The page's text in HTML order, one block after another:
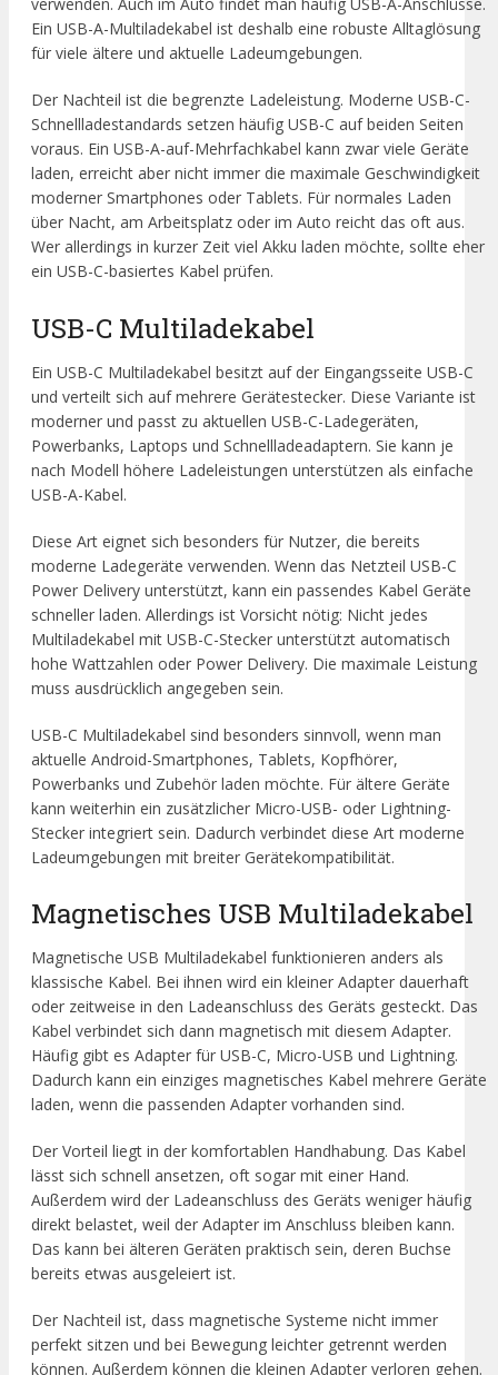
verwenden. Auch im Auto findet man häufig USB-A-Anschlüsse.
Ein USB-A-Multiladekabel ist deshalb eine robuste Alltaglösung
für viele ältere und aktuelle Ladeumgebungen.
Der Nachteil ist die begrenzte Ladeleistung. Moderne USB-C-
Schnellladestandards setzen häufig USB-C auf beiden Seiten
voraus. Ein USB-A-auf-Mehrfachkabel kann zwar viele Geräte
laden, erreicht aber nicht immer die maximale Geschwindigkeit
moderner Smartphones oder Tablets. Für normales Laden
über Nacht, am Arbeitsplatz oder im Auto reicht das oft aus.
Wer allerdings in kurzer Zeit viel Akku laden möchte, sollte eher
ein USB-C-basiertes Kabel prüfen.
USB-C Multiladekabel
Ein USB-C Multiladekabel besitzt auf der Eingangsseite USB-C
und verteilt sich auf mehrere Gerätestecker. Diese Variante ist
moderner und passt zu aktuellen USB-C-Ladegeräten,
Powerbanks, Laptops und Schnellladeadaptern. Sie kann je
nach Modell höhere Ladeleistungen unterstützen als einfache
USB-A-Kabel.
Diese Art eignet sich besonders für Nutzer, die bereits
moderne Ladegeräte verwenden. Wenn das Netzteil USB-C
Power Delivery unterstützt, kann ein passendes Kabel Geräte
schneller laden. Allerdings ist Vorsicht nötig: Nicht jedes
Multiladekabel mit USB-C-Stecker unterstützt automatisch
hohe Wattzahlen oder Power Delivery. Die maximale Leistung
muss ausdrücklich angegeben sein.
USB-C Multiladekabel sind besonders sinnvoll, wenn man
aktuelle Android-Smartphones, Tablets, Kopfhörer,
Powerbanks und Zubehör laden möchte. Für ältere Geräte
kann weiterhin ein zusätzlicher Micro-USB- oder Lightning-
Stecker integriert sein. Dadurch verbindet diese Art moderne
Ladeumgebungen mit breiter Gerätekompatibilität.
Magnetisches USB Multiladekabel
Magnetische USB Multiladekabel funktionieren anders als
klassische Kabel. Bei ihnen wird ein kleiner Adapter dauerhaft
oder zeitweise in den Ladeanschluss des Geräts gesteckt. Das
Kabel verbindet sich dann magnetisch mit diesem Adapter.
Häufig gibt es Adapter für USB-C, Micro-USB und Lightning.
Dadurch kann ein einziges magnetisches Kabel mehrere Geräte
laden, wenn die passenden Adapter vorhanden sind.
Der Vorteil liegt in der komfortablen Handhabung. Das Kabel
lässt sich schnell ansetzen, oft sogar mit einer Hand.
Außerdem wird der Ladeanschluss des Geräts weniger häufig
direkt belastet, weil der Adapter im Anschluss bleiben kann.
Das kann bei älteren Geräten praktisch sein, deren Buchse
bereits etwas ausgeleiert ist.
Der Nachteil ist, dass magnetische Systeme nicht immer
perfekt sitzen und bei Bewegung leichter getrennt werden
können. Außerdem können die kleinen Adapter verloren gehen.